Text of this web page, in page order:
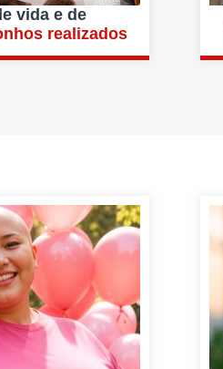
vida e de
realizados